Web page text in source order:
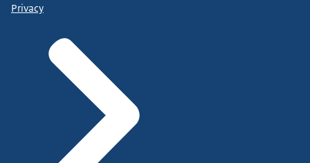
Privacy